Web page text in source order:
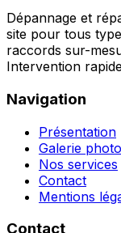
Dépannage et
site pour tous
raccords sur-
Intervention
Navigation
Présentation
Galerie
Nos services
Contact
Mentions
Contact